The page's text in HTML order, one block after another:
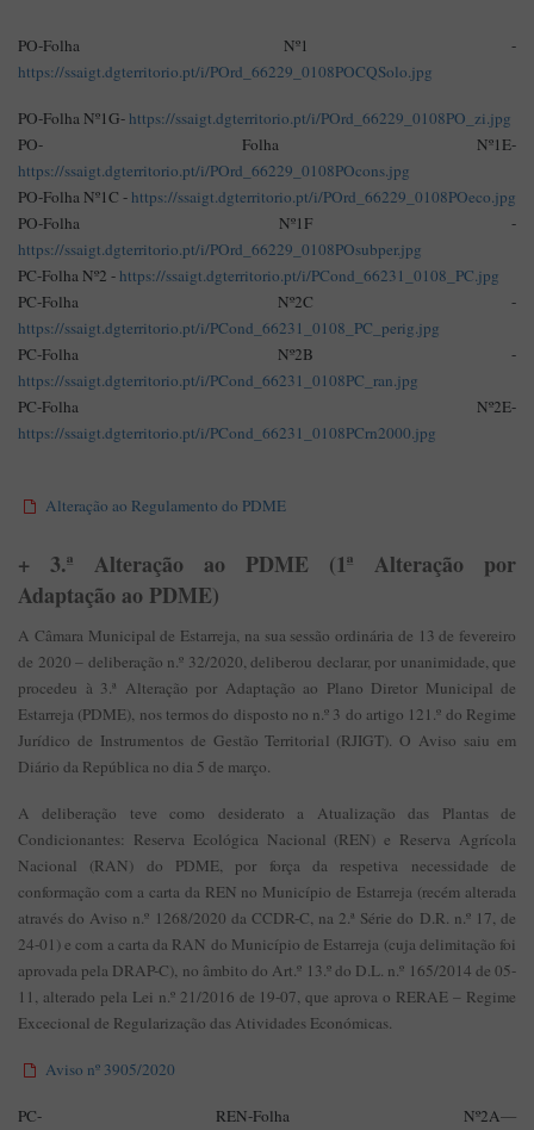
PO-Folha Nº1 -
https://ssaigt.dgterritorio.pt/i/POrd_66229_0108POCQSolo.jpg
PO-Folha Nº1G-https://ssaigt.dgterritorio.pt/i/POrd_66229_0108PO_zi.jpg
PO- Folha Nº1E-
https://ssaigt.dgterritorio.pt/i/POrd_66229_0108POcons.jpg
PO-Folha Nº1C -https://ssaigt.dgterritorio.pt/i/POrd_66229_0108POeco.jpg
PO-Folha Nº1F -
https://ssaigt.dgterritorio.pt/i/POrd_66229_0108POsubper.jpg
PC-Folha Nº2 -https://ssaigt.dgterritorio.pt/i/PCond_66231_0108_PC.jpg
PC-Folha Nº2C -
https://ssaigt.dgterritorio.pt/i/PCond_66231_0108_PC_perig.jpg
PC-Folha Nº2B -
https://ssaigt.dgterritorio.pt/i/PCond_66231_0108PC_ran.jpg
PC-Folha Nº2E-
https://ssaigt.dgterritorio.pt/i/PCond_66231_0108PCrn2000.jpg
Alteração ao Regulamento do PDME
+ 3.ª Alteração ao PDME (1ª Alteração por
Adaptação ao PDME)
A Câmara Municipal de Estarreja, na sua sessão ordinária de 13 de fevereiro
de 2020 – deliberação n.º 32/2020, deliberou declarar, por unanimidade, que
procedeu à 3.ª Alteração por Adaptação ao Plano Diretor Municipal de
Estarreja (PDME), nos termos do disposto no n.º 3 do artigo 121.º do Regime
Jurídico de Instrumentos de Gestão Territorial (RJIGT). O Aviso saiu em
Diário da República no dia 5 de março.
A deliberação teve como desiderato a Atualização das Plantas de
Condicionantes: Reserva Ecológica Nacional (REN) e Reserva Agrícola
Nacional (RAN) do PDME, por força da respetiva necessidade de
conformação com a carta da REN no Município de Estarreja (recém alterada
através do Aviso n.º 1268/2020 da CCDR-C, na 2.ª Série do D.R. n.º 17, de
24-01) e com a carta da RAN do Município de Estarreja (cuja delimitação foi
aprovada pela DRAP-C), no âmbito do Art.º 13.º do D.L. n.º 165/2014 de 05-
11, alterado pela Lei n.º 21/2016 de 19-07, que aprova o RERAE – Regime
Excecional de Regularização das Atividades Económicas.
Aviso nº 3905/2020
PC- REN-Folha Nº2A—